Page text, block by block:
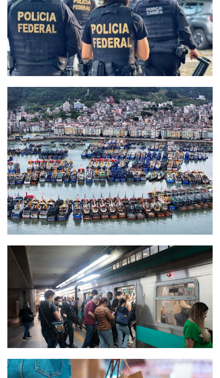
Termos de uso Sitemap
Copyright © 2025 Campos24horas seu
jornal na internet - Byafirma.cc